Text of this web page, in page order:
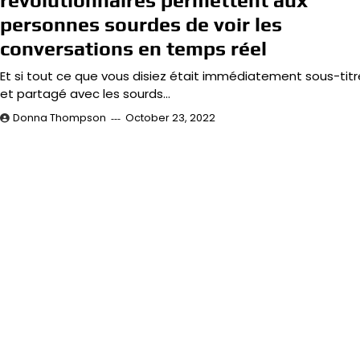
personnes sourdes de voir les
conversations en temps réel
Et si tout ce que vous disiez était immédiatement sous-
et partagé avec les sourds…
Donna Thompson October 23, 2022